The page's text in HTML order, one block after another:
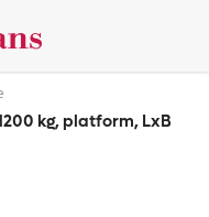
kg, platform, LxB